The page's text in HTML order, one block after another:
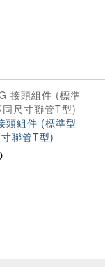
頭組件 (標準型
聯管T型)